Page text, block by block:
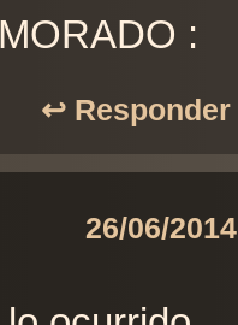
:
↩️ Responder
26/06/2014